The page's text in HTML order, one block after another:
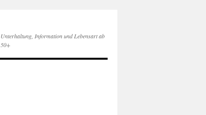
Unterhaltung, Information und Lebensart ab
50+